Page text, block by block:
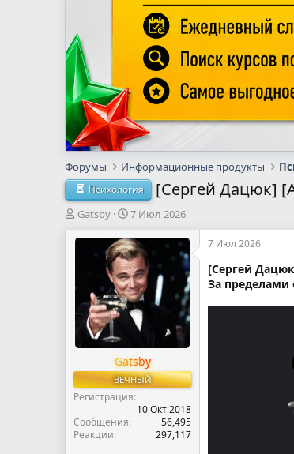
Форумы Информационные продукты
Психология [Сергей Дацюк]
А
т
м
ы
Gatsby
Д
т
а
н
а
ч
а
л
7 Июл 2026
Gatsby
ВЕЧНЫЙ
Регистрация
10 Окт 2018
Сообщения
56,495
Реакции
297,117
7 Июл 2026
[Сергей
За пределами